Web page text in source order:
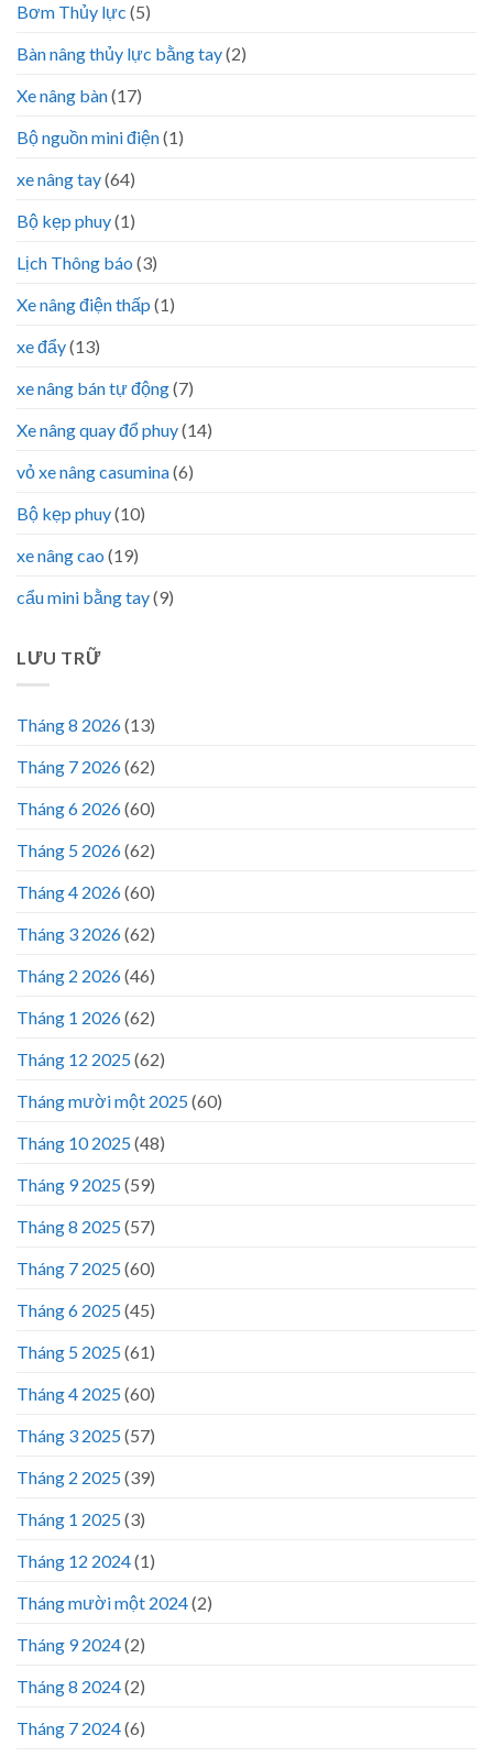
Bơm Thủy lực (5)
Bàn nâng thủy lực bằng tay(2)
Xe nâng bàn(17)
Bộ nguồn mini điện(1)
xe nâng tay(64)
Bộ kẹp phuy(1)
Lịch Thông báo (3)
Xe nâng điện thấp (1)
xe đẩy(13)
xe nâng bán tự động(7)
Xe nâng quay đổ phuy(14)
vỏ xe nâng casumina(6)
Bộ kẹp phuy(10)
xe nâng cao (19)
cẩu mini bằng tay(9)
LƯU TRỮ
Tháng 8 2026(13)
Tháng 7 2026(62)
Tháng 6 2026(60)
Tháng 5 2026(62)
Tháng 4 2026(60)
Tháng 3 2026(62)
Tháng 2 2026(46)
Tháng 1 2026(62)
Tháng 12 2025(62)
Tháng mười một 2025(60)
Tháng 10 2025(48)
Tháng 9 2025(59)
Tháng 8 2025(57)
Tháng 7 2025(60)
Tháng 6 2025(45)
Tháng 5 2025(61)
Tháng 4 2025(60)
Tháng 3 2025(57)
Tháng 2 2025(39)
Tháng 1 2025(3)
Tháng 12 2024(1)
Tháng mười một 2024(2)
Tháng 9 2024(2)
Tháng 8 2024(2)
Tháng 7 2024(6)